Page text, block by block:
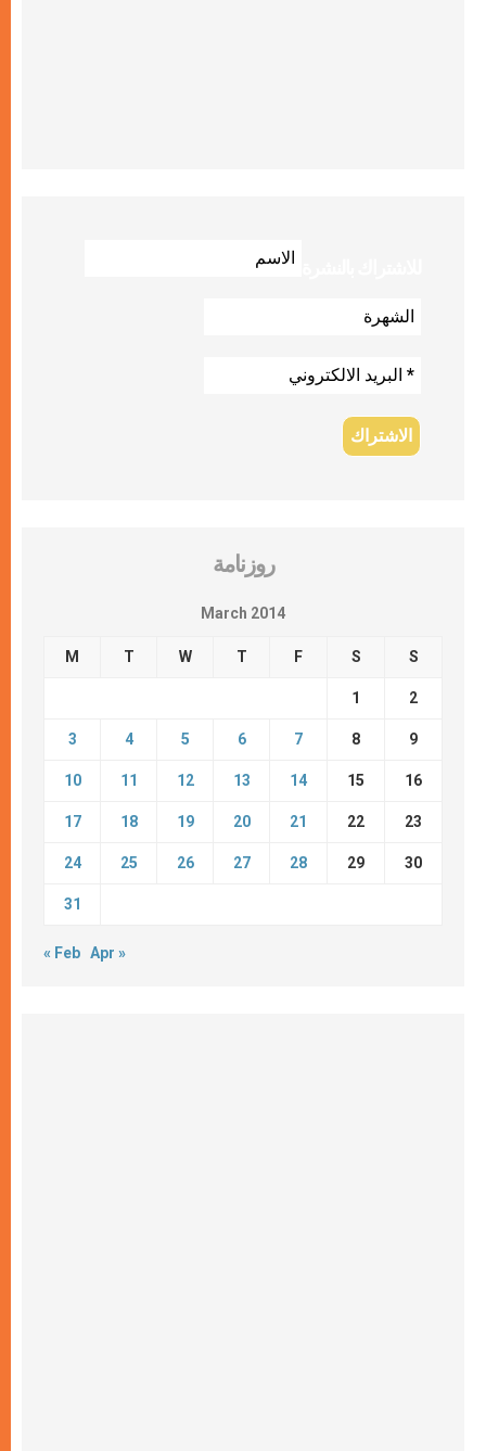
روزنامة
March 2014
M T W T F S S
1 2
3 4 5 6 7 8 9
10 11 12 13 14 15 16
17 18 19 20 21 22 23
24 25 26 27 28 29 30
31
« Feb Apr »